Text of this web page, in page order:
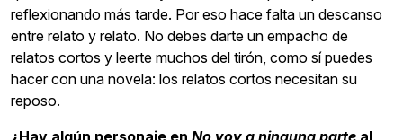
reflexionando más tarde. Por eso hace falta un descanso
entre relato y relato. No debes darte un empacho de
relatos cortos y leerte muchos del tirón, como sí puedes
hacer con una novela: los relatos cortos necesitan su
reposo.
¿Hay algún personaje en No voy a ninguna parte al